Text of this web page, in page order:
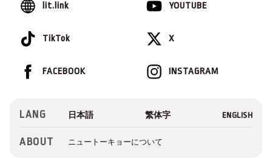
lit.link YOUTUBE
TikTok X
INSTAGRAM
FACEBOOK
LANG
ABOUT ニュートーキョーについて